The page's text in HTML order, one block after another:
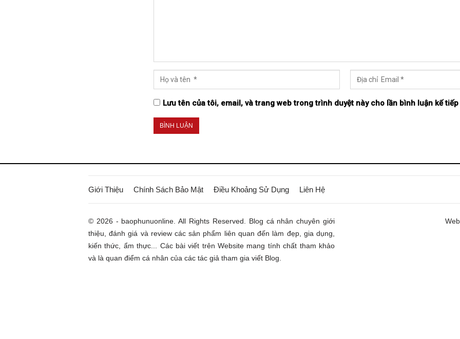
Lưu tên của tôi, email, và trang web trong trình duyệt này cho lần bình luận kế
Giới Thiệu Chính Sách Bảo Mật Điều Khoảng Sử Dụng Liên Hệ
© 2026 - baophunuonline. All Rights Reserved. Blog cá nhân chuyên giới
thiệu, đánh giá và review các sản phẩm liên quan đến làm đẹp, gia dụng,
kiến thức, ẩm thực... Các bài viết trên Website mang tính chất tham khảo
và là quan điểm cá nhân của các tác giả tham gia viết Blog.